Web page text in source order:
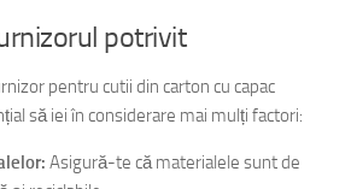
potrivit
pentru cutii din carton cu capac
să iei în considerare mai mulți factori:
Asigură-te că materialele sunt de